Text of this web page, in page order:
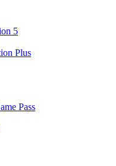
5
Plus
Pass